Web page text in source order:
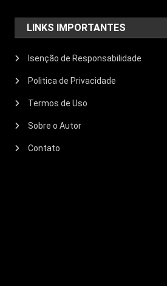
LINKS IMPORTANTES
Isenção de Responsabilidade
Politica de Privacidade
Termos de Uso
Sobre o Autor
Contato